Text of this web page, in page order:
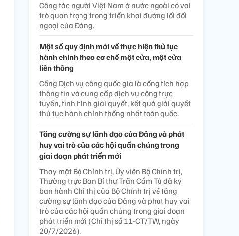
Công tác người Việt Nam ở nước ngoài có vai
trò quan trọng trong triển khai đường lối đối
ngoại của Đảng.
Một số quy định mới về thực hiện thủ tục
hành chính theo cơ chế một cửa, một cửa
liên thông
Cổng Dịch vụ công quốc gia là cổng tích hợp
thông tin và cung cấp dịch vụ công trực
tuyến, tình hình giải quyết, kết quả giải quyết
thủ tục hành chính thống nhất toàn quốc.
Tăng cường sự lãnh đạo của Đảng và phát
huy vai trò của các hội quần chúng trong
giai đoạn phát triển mới
Thay mặt Bộ Chính trị, Ủy viên Bộ Chính trị,
Thường trực Ban Bí thư Trần Cẩm Tú đã ký
ban hành Chỉ thị của Bộ Chính trị về tăng
cường sự lãnh đạo của Đảng và phát huy vai
trò của các hội quần chúng trong giai đoạn
phát triển mới (Chỉ thị số 11-CT/TW, ngày
20/7/2026).